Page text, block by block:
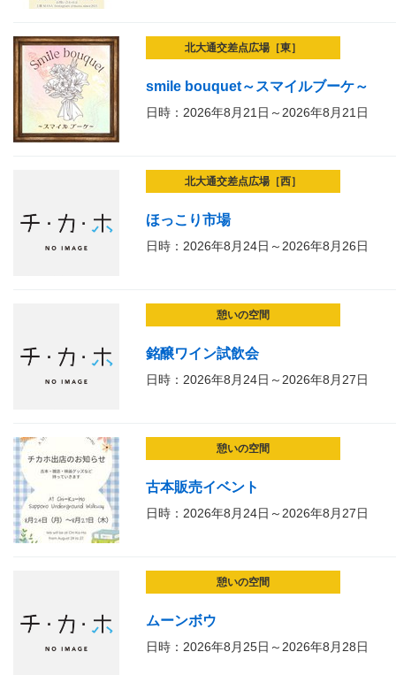
北大通交差点広場［東］
smile bouquet～スマイルブーケ～
日時：2026年8月21日～2026年8月21日
北大通交差点広場［西］
ほっこり市場
日時：2026年8月24日～2026年8月26日
憩いの空間
銘醸ワイン試飲会
日時：2026年8月24日～2026年8月27日
憩いの空間
古本販売イベント
日時：2026年8月24日～2026年8月27日
憩いの空間
ムーンボウ
日時：2026年8月25日～2026年8月28日